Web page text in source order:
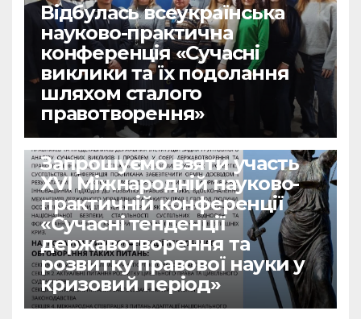
Відбулась всеукраїнська
науково-практична
конференція «Сучасні
виклики та їх подолання
шляхом сталого
правотворення»
Запрошуємо взяти участь
ХVІ Міжнародній науково-
практичній конференції
«Сучасні тенденції
державотворення та
розвитку правової науки у
кризовий період»